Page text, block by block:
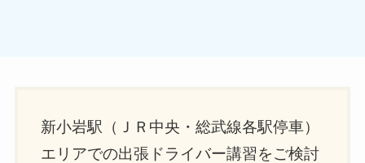
新小岩駅（ＪＲ中央・総武線各駅停車）
エリアでの出張ドライバー講習をご検討